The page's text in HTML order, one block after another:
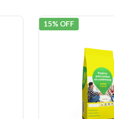
15% OFF